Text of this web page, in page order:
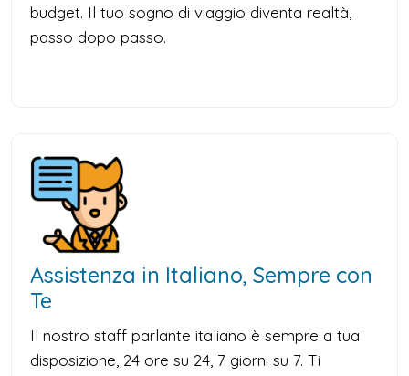
budget. Il tuo sogno di viaggio diventa realtà,
passo dopo passo.
Assistenza in Italiano, Sempre con
Te
Il nostro staff parlante italiano è sempre a tua
disposizione, 24 ore su 24, 7 giorni su 7. Ti